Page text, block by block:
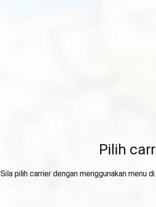
Pilih
Sila pilih carrier dengan menggunakan menu